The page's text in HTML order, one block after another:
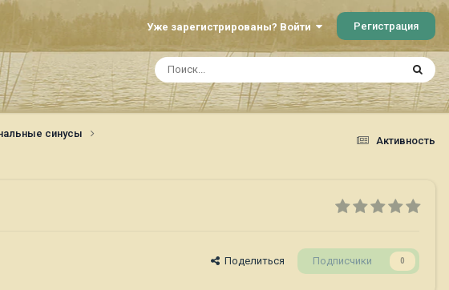
Уже зарегистрированы? Войти Регистрация
Активность
синусы
Поделиться Подписчики 0